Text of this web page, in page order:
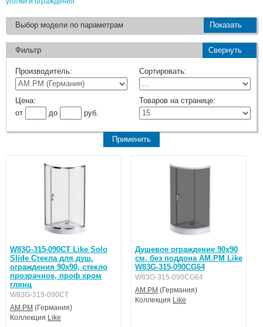
Выбор модели по параметрам Показать
Фильтр Свернуть
Производитель: Сортировать:
Цена:
от
до руб.
Товаров на странице:
W83G-315-090CT Like Solo
Slide Стекла для душ.
ограждения 90x90, стекло
прозрачное, проф хром
глянц
W83G-315-090CT
AM.PM (Германия)
Коллекция Like
Душевое ограждение 90x90
см, без поддона AM.PM Like
W83G-315-090CG64
W83G-315-090CG64
AM.PM (Германия)
Коллекция Like